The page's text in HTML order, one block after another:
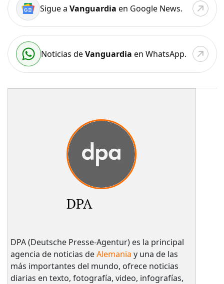
Sigue a Vanguardia en Google News.
Noticias deVanguardia en WhatsApp.
DPA
DPA (Deutsche Presse-Agentur) es la principal
agencia de noticias deAlemania y una de las
más importantes del mundo, ofrece noticias
diarias en texto, fotografía, video, infografías,